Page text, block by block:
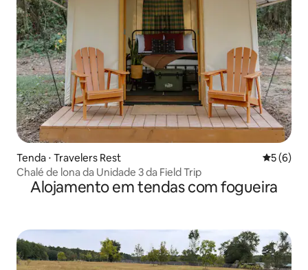
Tenda ⋅ Travelers Rest 5 de
5 (6)
Chalé de lona da Unidade 3 da Field Trip
Alojamento em tendas com fogueira